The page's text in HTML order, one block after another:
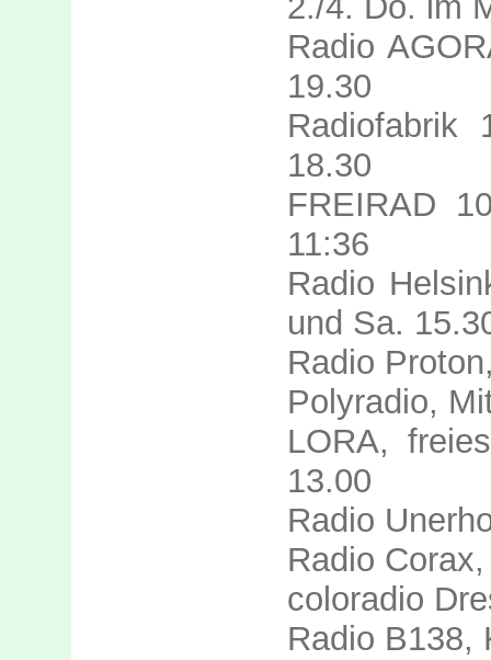
Radio
19.30
Radiofabrik
18.30
FREIRAD
11:36
Radio
und Sa.
Radio
Polyradio,
LORA,
13.00
Radio
Radio
coloradio
Radio B138,